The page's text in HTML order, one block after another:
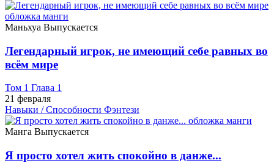
Маньхуа Выпускается
Легендарный игрок, не имеющий себе равных во
всём мире
Том 1 Глава 1
21 февраля
Навыки / Способности Фэнтези
Манга Выпускается
Я просто хотел жить спокойно в данже...